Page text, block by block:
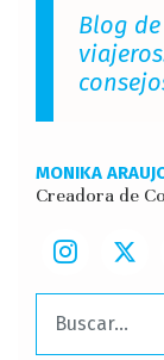
Blog
MONIKA
Creadora de
Buscar: